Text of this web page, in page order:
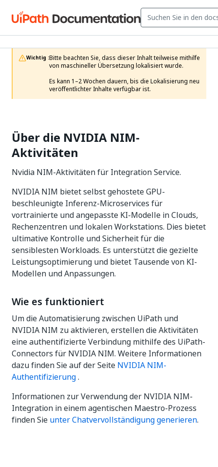
Wichtig :Bitte beachten Sie, dass dieser Inhalt teilweise mithilfe
von maschineller Übersetzung lokalisiert wurde.
Es kann 1–2 Wochen dauern, bis die Lokalisierung neu
veröffentlichter Inhalte verfügbar ist.
Über die NVIDIA NIM-
Aktivitäten
Nvidia NIM-Aktivitäten für Integration Service.
NVIDIA NIM bietet selbst gehostete GPU-
beschleunigte Inferenz-Microservices für
vortrainierte und angepasste KI-Modelle in Clouds,
Rechenzentren und lokalen Workstations. Dies bietet
ultimative Kontrolle und Sicherheit für die
sensiblesten Workloads. Es unterstützt die gezielte
Leistungsoptimierung und bietet Tausende von KI-
Modellen und Anpassungen.
Wie es funktioniert
Um die Automatisierung zwischen UiPath und
NVIDIA NIM zu aktivieren, erstellen die Aktivitäten
eine authentifizierte Verbindung mithilfe des UiPath-
Connectors für NVIDIA NIM. Weitere Informationen
dazu finden Sie auf der Seite NVIDIA NIM-
Authentifizierung.
Informationen zur Verwendung der NVIDIA NIM-
Integration in einem agentischen Maestro-Prozess
finden Sie unter Chatvervollständigung generieren.